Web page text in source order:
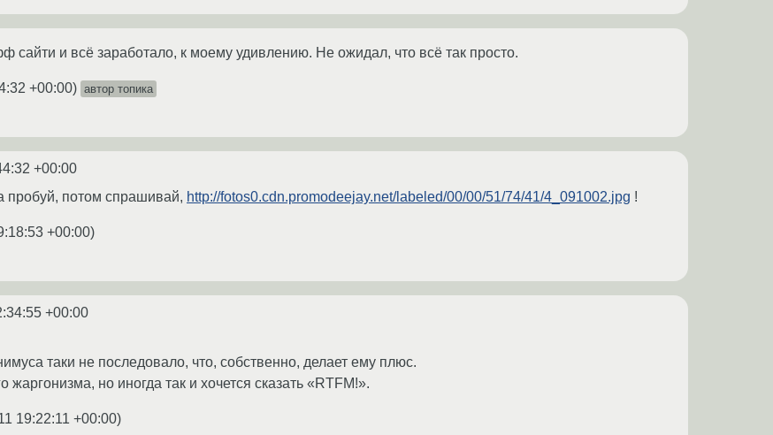
сайти и всё заработало, к моему удивлению. Не ожидал, что всё так просто.
+00:00) автор топика
+00:00
пробуй, потом спрашивай, http://fotos0.cdn.promodeejay.net/labeled/00/00/51/74/41/4_091002.jpg !
+00:00)
+00:00
таки не последовало, что, собственно, делает ему плюс.
жаргонизма, но иногда так и хочется сказать «RTFM!».
19:22:11 +00:00)